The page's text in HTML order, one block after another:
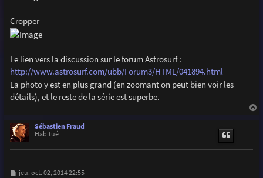
Cropper
Le lien vers la discussion sur le forum Astrosurf :
http://www.astrosurf.com/ubb/Forum3/HTML/041894.html
La photo y est en plus grand (en zoomant on peut bien voir les
détails), et le reste de la série est superbe.
Sébastien Fraud
Habitué
M
jeu. oct. 02, 2014 22:55